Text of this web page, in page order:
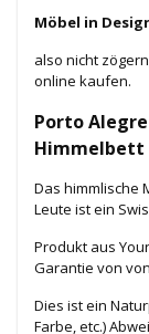
Möbel in
also nicht
online kaufen.
Porto
Himmelbett
Das himmlische
Leute ist ein
Produkt aus
Garantie von
Dies ist ein
Farbe, etc.)